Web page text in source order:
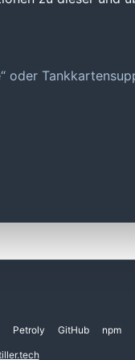
oder
Petroly GitHub npm